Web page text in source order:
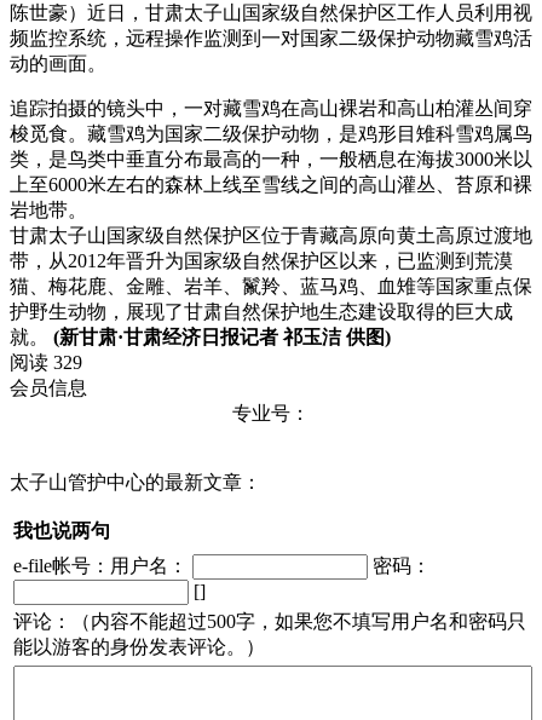
陈世豪）近日，甘肃太子山国家级自然保护区工作人员利用视
频监控系统，远程操作监测到一对国家二级保护动物藏雪鸡活
动的画面。
追踪拍摄的镜头中，一对藏雪鸡在高山裸岩和高山柏灌丛间穿
梭觅食。藏雪鸡为国家二级保护动物，是鸡形目雉科雪鸡属鸟
类，是鸟类中垂直分布最高的一种，一般栖息在海拔3000米以
上至6000米左右的森林上线至雪线之间的高山灌丛、苔原和裸
岩地带。
甘肃太子山国家级自然保护区位于青藏高原向黄土高原过渡地
带，从2012年晋升为国家级自然保护区以来，已监测到荒漠
猫、梅花鹿、金雕、岩羊、鬣羚、蓝马鸡、血雉等国家重点保
护野生动物，展现了甘肃自然保护地生态建设取得的巨大成
就。
(新甘肃·甘肃经济日报记者 祁玉洁 供图)
阅读 329
会员信息
专业号：
太子山管护中心的最新文章：
我也说两句
e-file帐号：用户名：
密码：
[]
评论：（内容不能超过500字，如果您不填写用户名和密码只
能以游客的身份发表评论。）